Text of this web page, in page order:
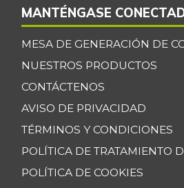
MANTÉNGASE
MESA DE GENERACIÓN DE
NUESTROS PRODUCTOS
CONTÁCTENOS
AVISO DE PRIVACIDAD
TÉRMINOS Y CONDICIONES
POLÍTICA DE TRATAMIENTO
POLÍTICA DE COOKIES